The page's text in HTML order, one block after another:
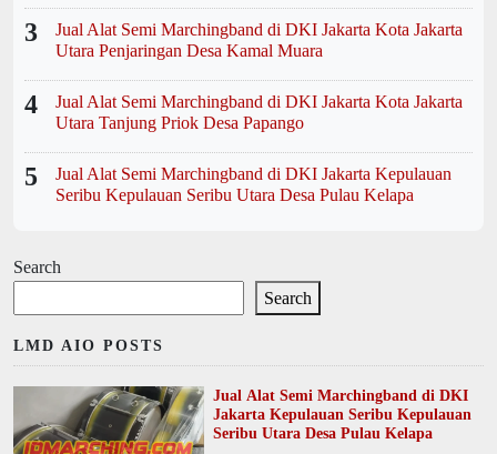
3
Jual Alat Semi Marchingband di DKI Jakarta Kota Jakarta
Utara Penjaringan Desa Kamal Muara
4
Jual Alat Semi Marchingband di DKI Jakarta Kota Jakarta
Utara Tanjung Priok Desa Papango
5
Jual Alat Semi Marchingband di DKI Jakarta Kepulauan
Seribu Kepulauan Seribu Utara Desa Pulau Kelapa
Search
Search
LMD AIO POSTS
Jual Alat Semi Marchingband di DKI
Jakarta Kepulauan Seribu Kepulauan
Seribu Utara Desa Pulau Kelapa